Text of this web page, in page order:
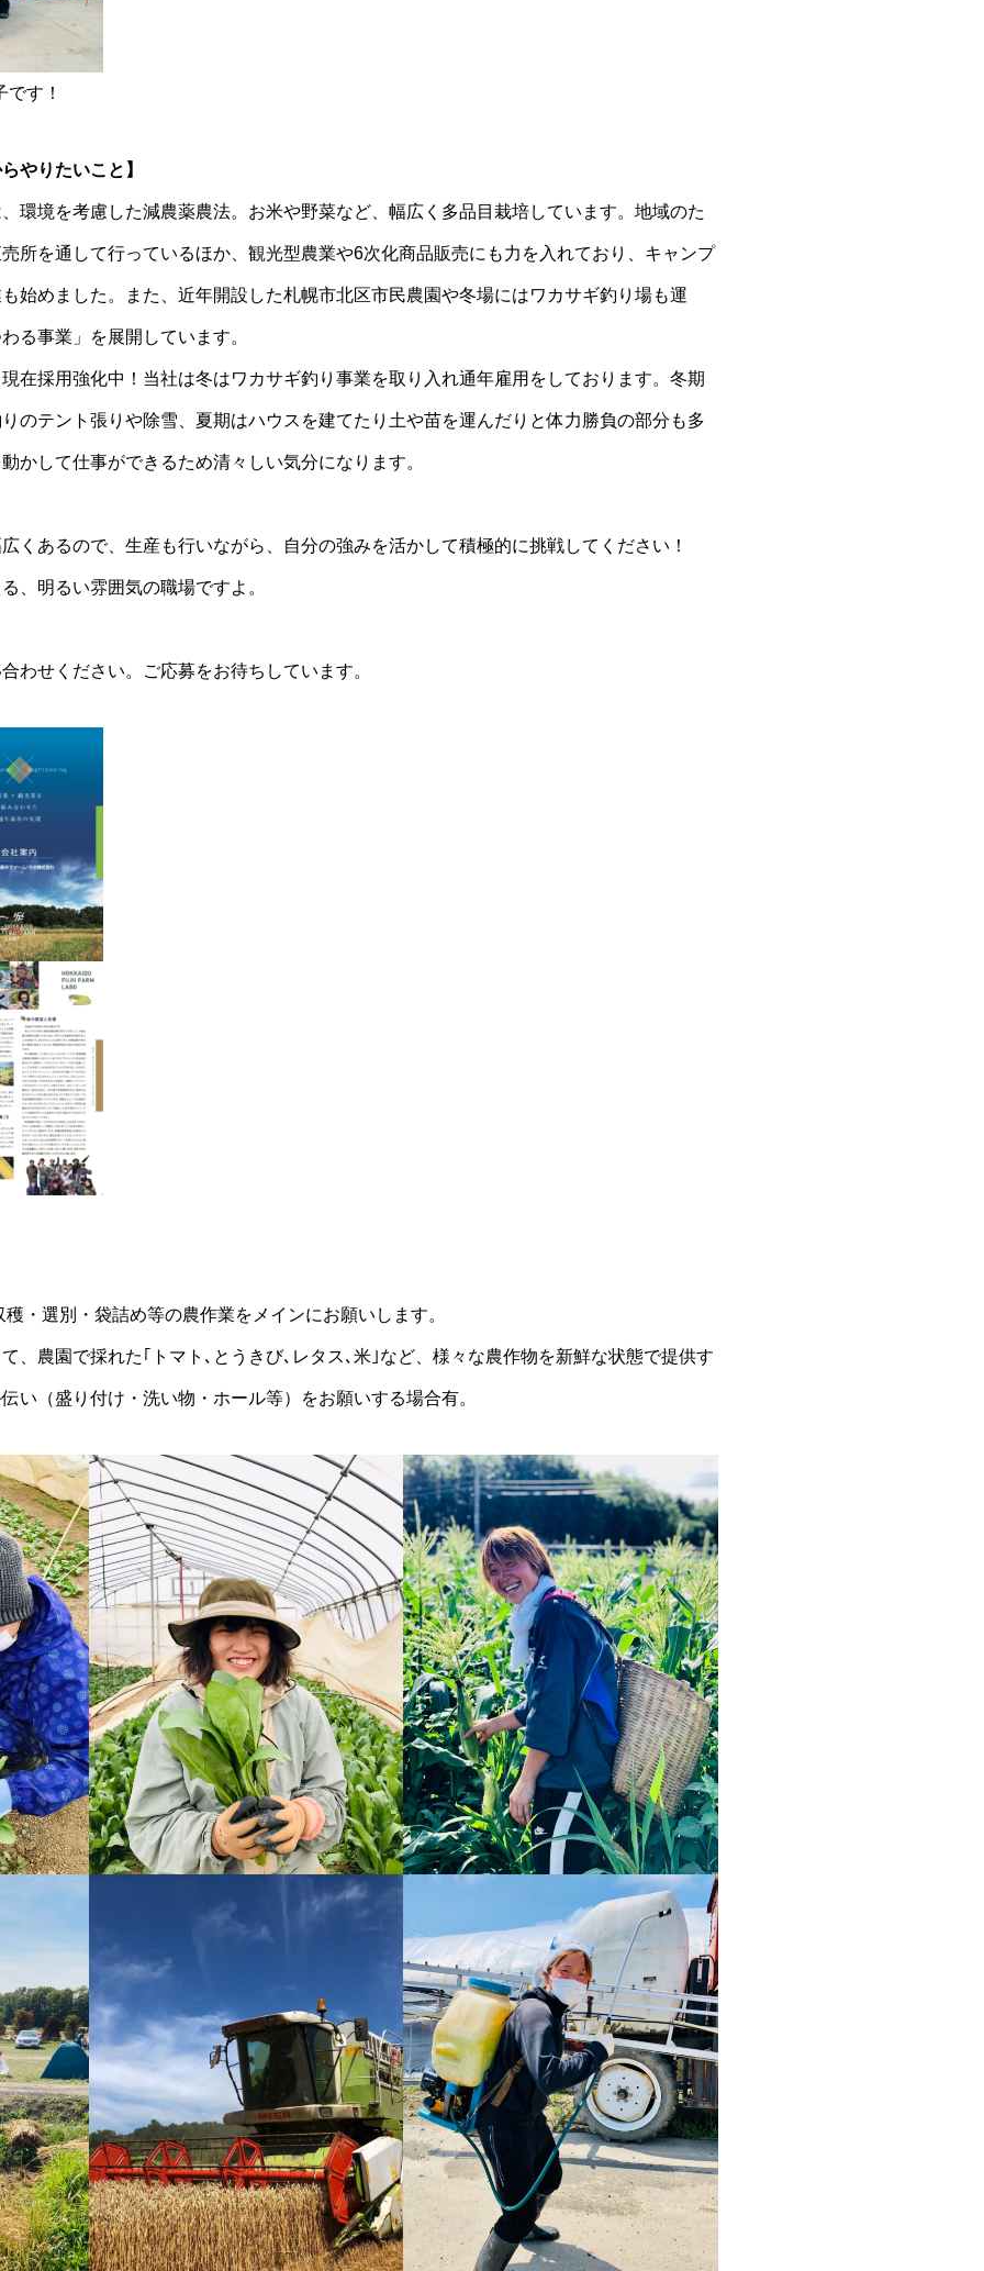
す！
やりたいこと】
環境を考慮した減農薬農法。お米や野菜など、幅広く多品目栽培しています。地域のた
所を通して行っているほか、観光型農業や6次化商品販売にも力を入れており、キャンプ
始めました。また、近年開設した札幌市北区市民農園や冬場にはワカサギ釣り場も運
る事業」を展開しています。
在採用強化中！当社は冬はワカサギ釣り事業を取り入れ通年雇用をしております。冬期
のテント張りや除雪、夏期はハウスを建てたり土や苗を運んだりと体力勝負の部分も多
かして仕事ができるため清々しい気分になります。
くあるので、生産も行いながら、自分の強みを活かして積極的に挑戦してください！
、明るい雰囲気の職場ですよ。
わせください。ご応募をお待ちしています。
・選別・袋詰め等の農作業をメインにお願いします。
、農園で採れた｢トマト､とうきび､レタス､米｣など、様々な農作物を新鮮な状態で提供す
い（盛り付け・洗い物・ホール等）をお願いする場合有。